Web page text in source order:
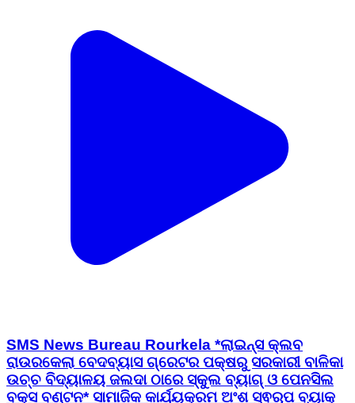
SMS News Bureau Rourkela *ଲାଇନ୍ସ କ୍ଲବ
ରାଉରକେଲା ବେଦବ୍ୟାସ ଗ୍ରେଟର ପକ୍ଷରୁ ସରକାରୀ ବାଳିକା
ଉଚ୍ଚ ବିଦ୍ୟାଳୟ ଜଲଦା ଠାରେ ସ୍କୁଲ ବ୍ୟାଗ୍ ଓ ପେନସିଲ
ବକ୍ସ ବଣ୍ଟନ* ସାମାଜିକ କାର୍ଯ୍ୟକ୍ରମ ଅଂଶ ସ୍ଵରୂପ ବ୍ୟାକ୍